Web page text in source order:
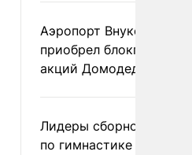
Аэропорт Внуково
приобрел блокпакет
акций Домодедово
Лидеры сборной
по гимнастике не